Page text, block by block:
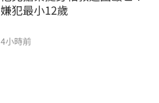
嫌犯最小12歲
4小時前